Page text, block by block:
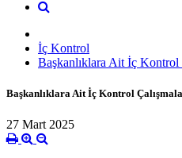
İç Kontrol
Başkanlıklara Ait İç Kontrol
Başkanlıklara Ait İç Kontrol
27 Mart 2025